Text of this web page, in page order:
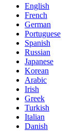
English
French
German
Portuguese
Spanish
Russian
Japanese
Korean
Arabic
Irish
Greek
Turkish
Italian
Danish